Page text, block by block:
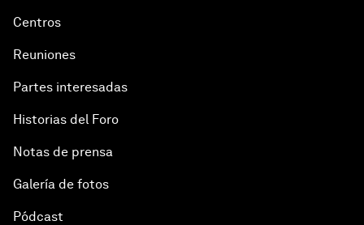
Centros
Reuniones
Partes interesadas
Historias del Foro
Notas de prensa
Galería de fotos
Pódcast